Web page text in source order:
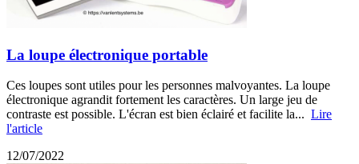
La loupe électronique portable
Ces loupes sont utiles pour les personnes malvoyantes. La loupe
électronique agrandit fortement les caractères. Un large jeu de
contraste est possible. L'écran est bien éclairé et facilite la... Lire
l'article
12/07/2022